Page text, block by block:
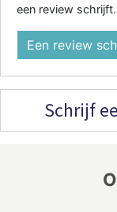
een review schrijft.
Een review
Schrijf